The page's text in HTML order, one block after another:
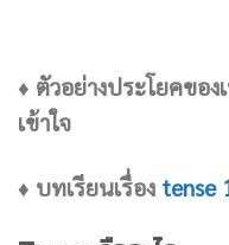
♦ ตัวอย่างประโยคขอ
เข้าใจ
♦ บทเรียนเรื่อง tense